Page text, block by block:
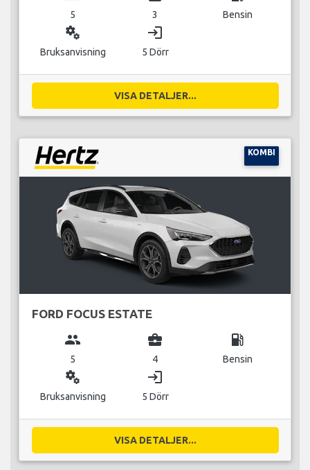
5 3 Bensin
miscellaneous_services
Bruksanvisning
login
5 Dörr
VISA DETALJER...
KOMBI
FORD FOCUS ESTATE
group
5
business_center
4
local_gas_station
Bensin
miscellaneous_services
Bruksanvisning
login
5 Dörr
VISA DETALJER...